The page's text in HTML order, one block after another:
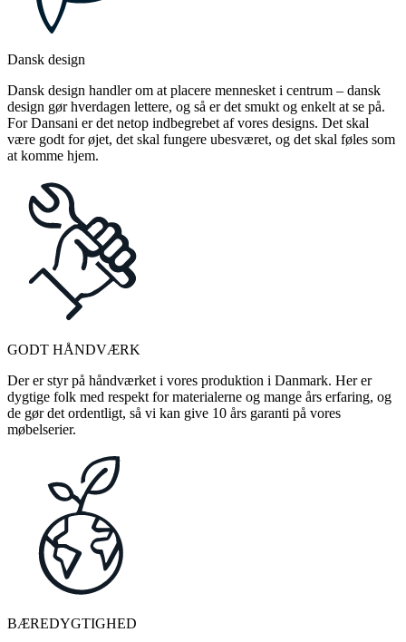
Dansk design
Dansk design handler om at placere mennesket i centrum – dansk
design gør hverdagen lettere, og så er det smukt og enkelt at se på.
For Dansani er det netop indbegrebet af vores designs. Det skal
være godt for øjet, det skal fungere ubesværet, og det skal føles som
at komme hjem.
GODT HÅNDVÆRK
Der er styr på håndværket i vores produktion i Danmark. Her er
dygtige folk med respekt for materialerne og mange års erfaring, og
de gør det ordentligt, så vi kan give 10 års garanti på vores
møbelserier.
BÆREDYGTIGHED